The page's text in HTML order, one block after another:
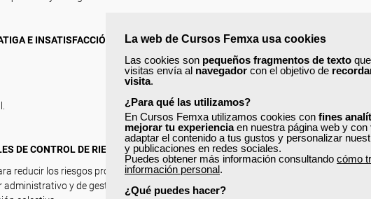
La web de Cursos Femxa usa cookies
Las cookies son pequeños fragmentos de texto
visitas envía al navegador con el objetivo de
visita.
¿Para qué las utilizamos?
En Cursos Femxa utilizamos cookies con fines
mejorar tu experienciaen nuestra página web y con
adaptar el contenido a tus gustos y personalizar
y publicaciones en redes sociales.
Puedes obtener más información consultando cómo
información personal.
¿Qué puedes hacer?
E INSATISFACCIÓN LABORAL.
DE CONTROL DE RIESGOS.
reducir los riesgos profesionales.
administrativo y de gestión que pueden aplicar para minimizar los riesgos